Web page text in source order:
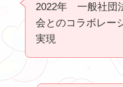
2022年 一般社団
会とのコラボレー
実現